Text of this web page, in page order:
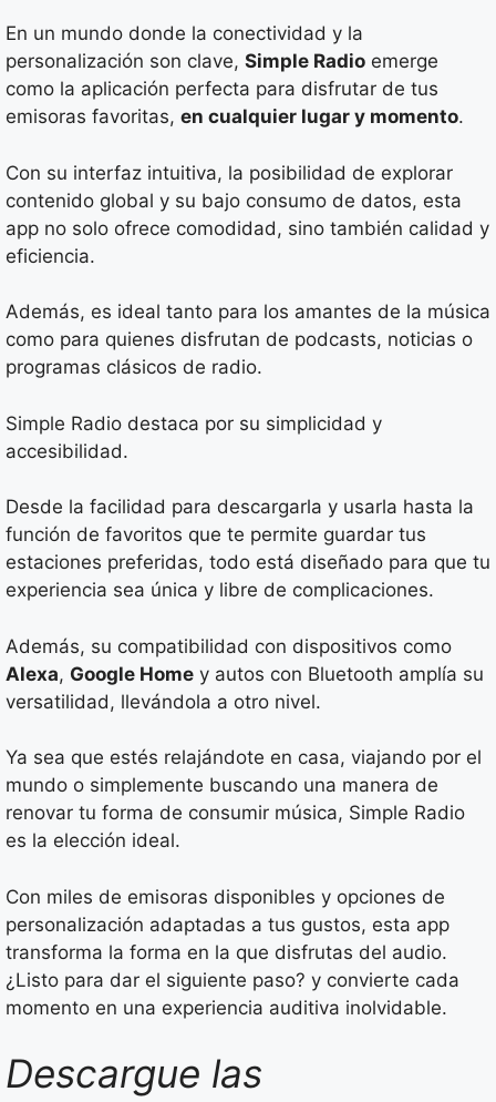
En un mundo donde la conectividad y la
personalización son clave, Simple Radio emerge
como la aplicación perfecta para disfrutar de tus
emisoras favoritas, en cualquier lugar y momento.
Con su interfaz intuitiva, la posibilidad de explorar
contenido global y su bajo consumo de datos, esta
app no solo ofrece comodidad, sino también calidad y
eficiencia.
Además, es ideal tanto para los amantes de la música
como para quienes disfrutan de podcasts, noticias o
programas clásicos de radio.
Simple Radio destaca por su simplicidad y
accesibilidad.
Desde la facilidad para descargarla y usarla hasta la
función de favoritos que te permite guardar tus
estaciones preferidas, todo está diseñado para que tu
experiencia sea única y libre de complicaciones.
Además, su compatibilidad con dispositivos como
Alexa, Google Home y autos con Bluetooth amplía su
versatilidad, llevándola a otro nivel.
Ya sea que estés relajándote en casa, viajando por el
mundo o simplemente buscando una manera de
renovar tu forma de consumir música, Simple Radio
es la elección ideal.
Con miles de emisoras disponibles y opciones de
personalización adaptadas a tus gustos, esta app
transforma la forma en la que disfrutas del audio.
¿Listo para dar el siguiente paso? y convierte cada
momento en una experiencia auditiva inolvidable.
Descargue las